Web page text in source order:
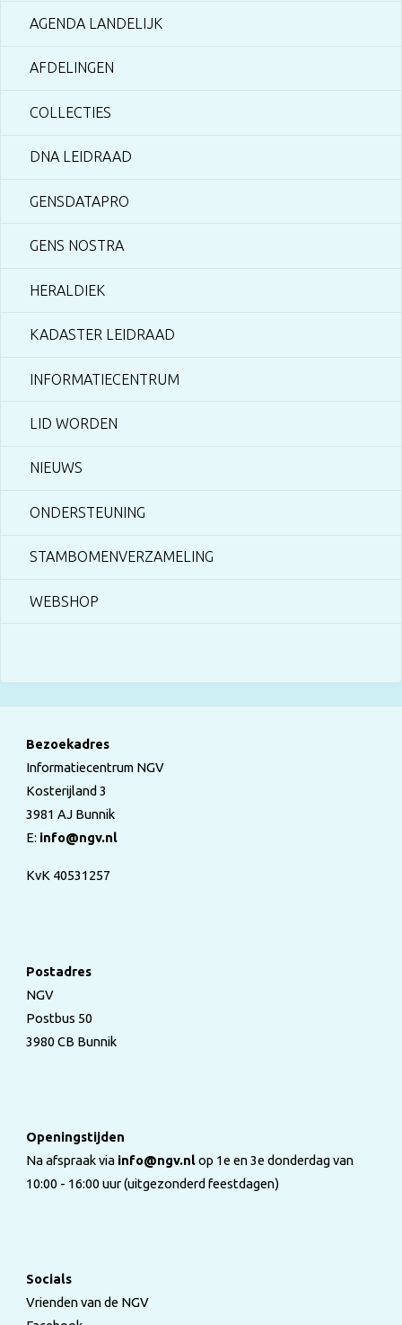
AGENDA LANDELIJK
AFDELINGEN
COLLECTIES
DNA LEIDRAAD
GENSDATAPRO
GENS NOSTRA
HERALDIEK
KADASTER LEIDRAAD
INFORMATIECENTRUM
LID WORDEN
NIEUWS
ONDERSTEUNING
STAMBOMENVERZAMELING
WEBSHOP
Bezoekadres
Informatiecentrum NGV
Kosterijland 3
3981 AJ Bunnik
E: info@ngv.nl
KvK 40531257
Postadres
NGV
Postbus 50
3980 CB Bunnik
Openingstijden
Na afspraak via info@ngv.nlop 1e en 3e donderdag van
10:00 - 16:00 uur (uitgezonderd feestdagen)
Socials
Vrienden van de NGV